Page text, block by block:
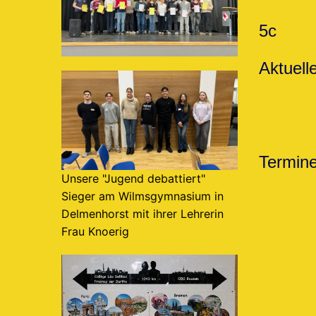
Unsere "Jugend debattiert"
Sieger am Wilmsgymnasium in
Delmenhorst mit ihrer Lehrerin
Frau Knoerig
5c